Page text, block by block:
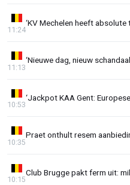
‘KV Mechelen heeft absolute
11:24
‘Nieuwe dag, nieuw
11:13
‘Jackpot KAA Gent:
10:53
Praet onthult resem
10:35
Club Brugge pakt ferm uit:
10:15